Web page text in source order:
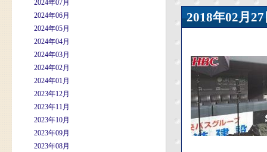
2024年07月
2024年06月
2024年05月
2024年04月
2024年03月
2024年02月
2024年01月
2023年12月
2023年11月
2023年10月
2023年09月
2023年08月
2018年02